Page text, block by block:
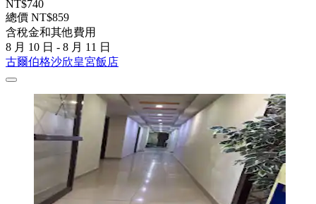
NT$740
總價 NT$859
含稅金和其他費用
8 月 10 日 - 8 月 11 日
古爾伯格沙欣皇宮飯店